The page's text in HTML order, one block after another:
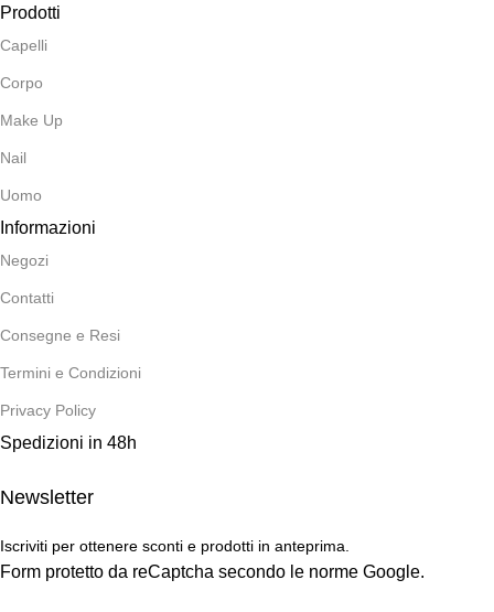
Prodotti
Capelli
Corpo
Make Up
Nail
Uomo
Informazioni
Negozi
Contatti
Consegne e Resi
Termini e Condizioni
Privacy Policy
Spedizioni in 48h
Newsletter
Iscriviti per ottenere sconti e prodotti in anteprima.
Form protetto da reCaptcha secondo le norme Google.